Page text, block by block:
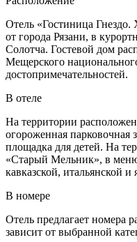
Отель «Гостиница Гнездо.
от города Рязани, в
Солотча. Гостевой дом
Мещерского
достопримечательностей.
В отеле
На территории
огороженная парковочная
площадка для детей. На
«Старый Мельник», в
кавказской, итальянской
В номере
Отель предлагает номера
зависит от выбранной